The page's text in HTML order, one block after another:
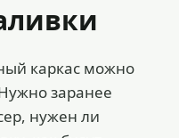
каркас можно
заранее
нужен ли